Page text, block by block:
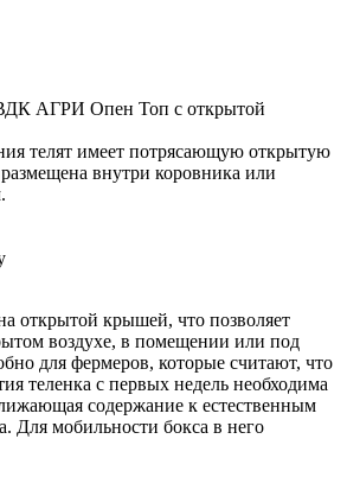
АГРИ Опен Топ с открытой
телят имеет потрясающую открытую
внутри коровника или
открытой крышей, что позволяет
воздухе, в помещении или под
для фермеров, которые считают, что
теленка с первых недель необходима
содержание к естественным
Для мобильности бокса в него